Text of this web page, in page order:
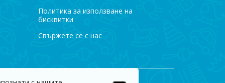
Политика за използване на
бисквитки
Свържете се с нас